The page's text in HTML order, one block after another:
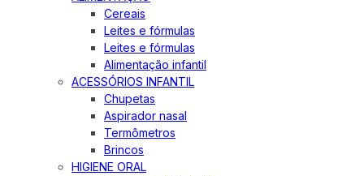
Cereais
Leites e fórmulas
Leites e fórmulas
Alimentação infantil
ACESSÓRIOS INFANTIL
Chupetas
Aspirador nasal
Termômetros
Brincos
HIGIENE ORAL